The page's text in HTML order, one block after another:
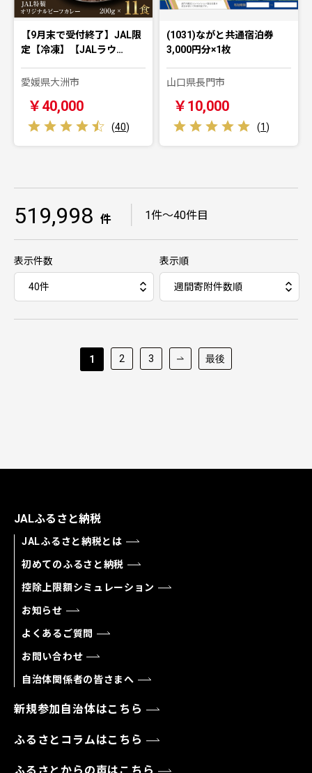
【9月末で受付終了】JAL限
定【冷凍】【JALラウ…
愛媛県大洲市
￥40,000
(40)
(1031)ながと共通宿泊券
3,000円分×1枚
山口県長門市
￥10,000
(1)
519,998 件 1件～40件目
表示件数 表示順
1 2 3 最後
JALふるさと納税
JALふるさと納税とは
初めてのふるさと納税
控除上限額シミュレーション
お知らせ
よくあるご質問
お問い合わせ
自治体関係者の皆さまへ
新規参加自治体はこちら
ふるさとコラムはこちら